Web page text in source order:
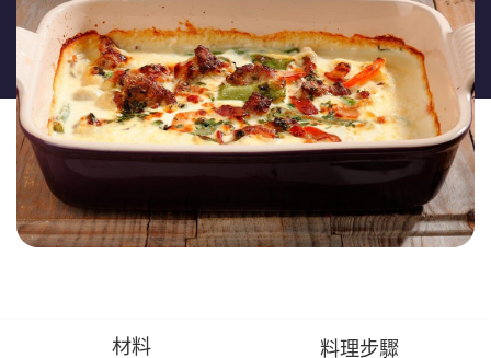
材料 料理步驟